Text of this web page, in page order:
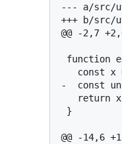
--- a/src/
+++ b/
@@ -2,7
-  const
@@ -14,6